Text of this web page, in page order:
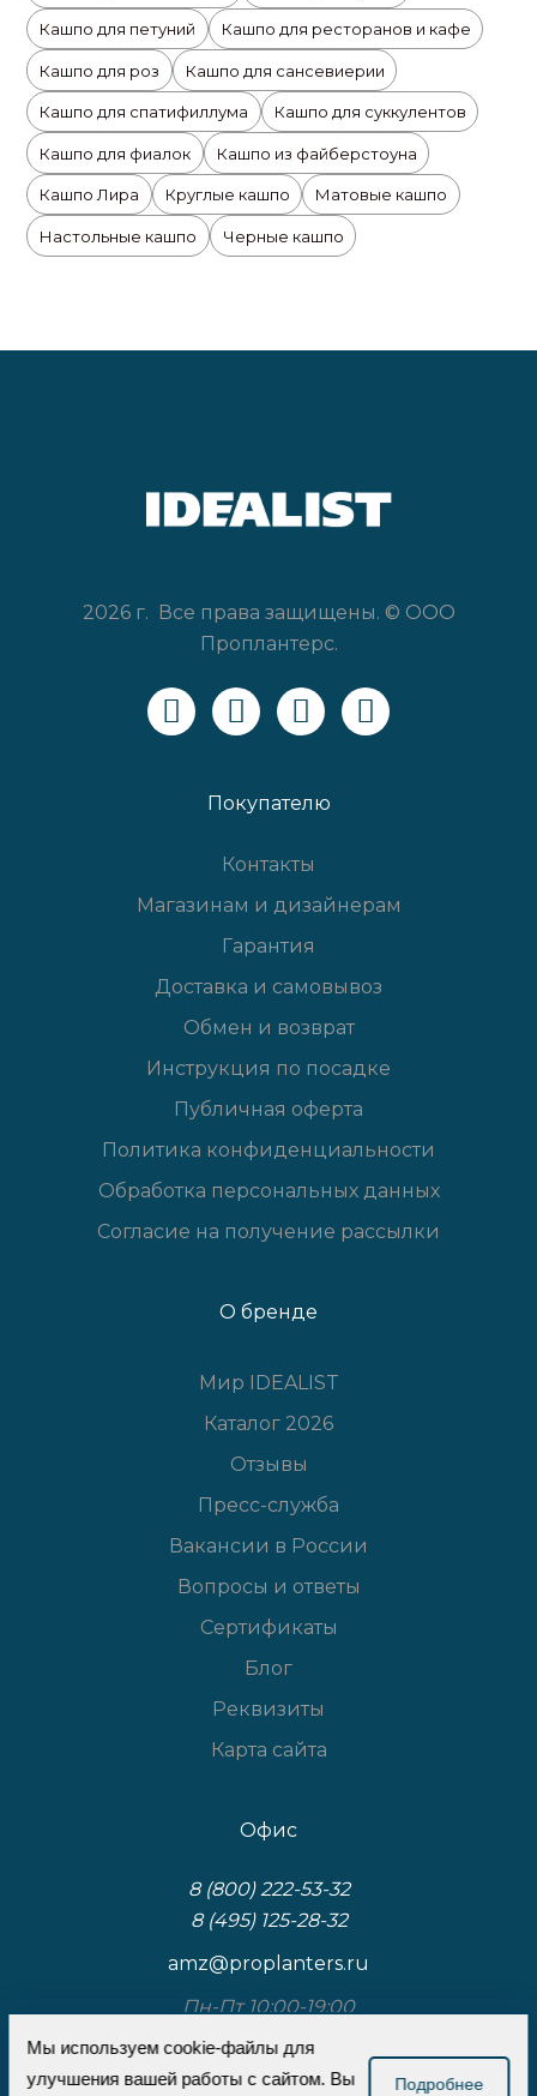
Кашпо для петуний Кашпо для ресторанов и кафе
Кашпо для роз Кашпо для сансевиерии
Кашпо для спатифиллума Кашпо для суккулентов
Кашпо для фиалок Кашпо из файберстоуна
Кашпо Лира Круглые кашпо Матовые кашпо
Настольные кашпо Черные кашпо
2026 г. Все права защищены. © ООО
Проплантерс.
Покупателю
Контакты
Магазинам и дизайнерам
Гарантия
Доставка и самовывоз
Обмен и возврат
Инструкция по посадке
Публичная оферта
Политика конфиденциальности
Обработка персональных данных
Согласие на получение рассылки
О бренде
Мир IDEALIST
Каталог 2026
Отзывы
Пресс-служба
Вакансии в России
Вопросы и ответы
Сертификаты
Блог
Реквизиты
Карта сайта
Офис
8 (800) 222-53-32
8 (495) 125-28-32
amz@proplanters.ru
Пн-Пт 10:00-19:00
117587, Москва, Варшавское шоссе, д.125, к.3,
стр.1
Мы используем cookie-файлы для
улучшения вашей работы с сайтом. Вы
Подробнее